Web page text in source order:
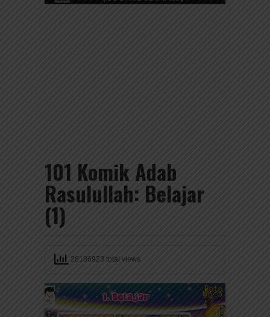
101 Komik Adab
Rasulullah: Belajar
(1)
28186923 total views